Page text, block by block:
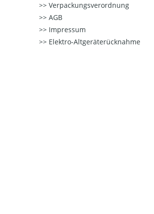
Verpackungsverordnung
AGB
Impressum
Elektro-Altgeräterücknahme